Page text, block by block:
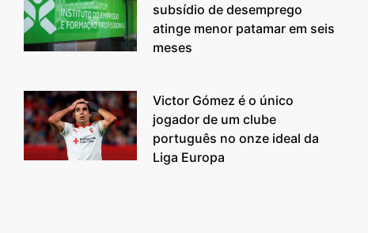
subsídio de desemprego
atinge menor patamar em seis
meses
Victor Gómez é o único
jogador de um clube
português no onze ideal da
Liga Europa